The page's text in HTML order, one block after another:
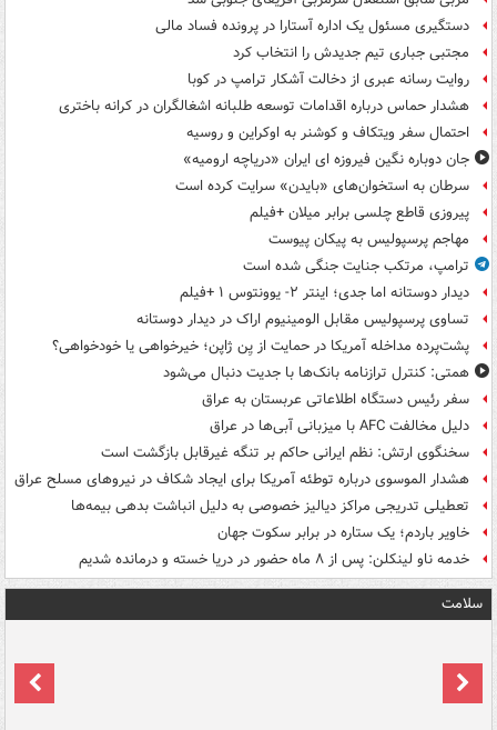
دستگیری مسئول یک اداره آستارا در پرونده فساد مالی
مجتبی جباری تیم جدیدش را انتخاب کرد
روایت رسانه عبری از دخالت آشکار ترامپ در کوبا
هشدار حماس درباره اقدامات توسعه طلبانه اشغالگران در کرانه باختری
احتمال سفر ویتکاف و کوشنر به اوکراین و روسیه
جان دوباره نگین فیروزه ای ایران «دریاچه ارومیه»
سرطان به استخوان‌های «بایدن» سرایت کرده است
پیروزی قاطع چلسی برابر میلان +فیلم
مهاجم پرسپولیس به پیکان پیوست
ترامپ، مرتکب جنایت جنگی شده است
دیدار دوستانه اما جدی؛ اینتر ۲- یوونتوس ۱ +فیلم
تساوی پرسپولیس مقابل الومینیوم اراک در دیدار دوستانه
پشت‌پرده مداخله آمریکا در حمایت از یِن ژاپن؛ خیرخواهی یا خودخواهی؟
همتی: کنترل ترازنامه بانک‌ها با جدیت دنبال می‌شود
سفر رئیس دستگاه اطلاعاتی عربستان به عراق
دلیل مخالفت AFC با میزبانی آبی‌ها در عراق
سخنگوی ارتش: نظم ایرانی حاکم بر تنگه غیرقابل بازگشت است
هشدار الموسوی درباره توطئه آمریکا برای ایجاد شکاف در نیروهای مسلح عراق
تعطیلی تدریجی مراکز دیالیز خصوصی به دلیل انباشت بدهی بیمه‌ها
خاویر باردم؛ یک ستاره در برابر سکوت جهان
خدمه ناو لینکلن: پس از ۸ ماه حضور در دریا خسته و درمانده‌ شدیم
سلامت